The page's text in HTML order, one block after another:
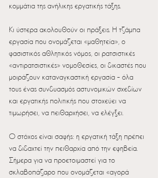
κομμάτια της ανήλικης εργατικής τάξης.
Κι ύστερα ακολουθούν οι πράξεις. Η τζάμπα
εργασία που ονομάζεται «μαθητεία», ο
φασιστικός αθλητικός νόμος, οι ρατσιστικές
«αντιρατσιστικές» νομοθεσίες, οι δικαστές που
μοιράζουν καταναγκαστική εργασία – όλα
τους ένας συνδυασμός αστυνομικών σχεδίων
και εργατικής πολιτικής που στοχεύει να
τιμωρήσει, να πειθαρχήσει, να ελέγξει.
Ο στόχος είναι σαφής: η εργατική τάξη πρέπει
να διδαχτεί την πειθαρχία από την εφηβεία.
Σήμερα για να προετοιμαστεί για το
σκλαβοπάζαρο που ονομάζεται «αγορά